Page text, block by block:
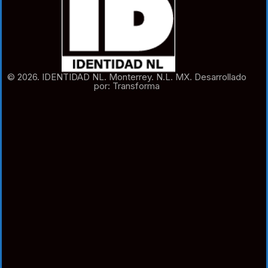
© 2026. IDENTIDAD NL. Monterrey. N.L. MX. Desarrollado
por: Transforma